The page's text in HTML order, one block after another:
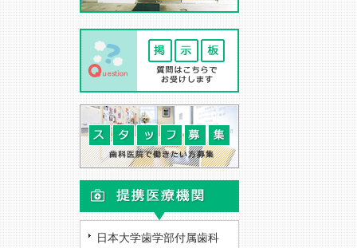
日本大学歯学部付属歯科